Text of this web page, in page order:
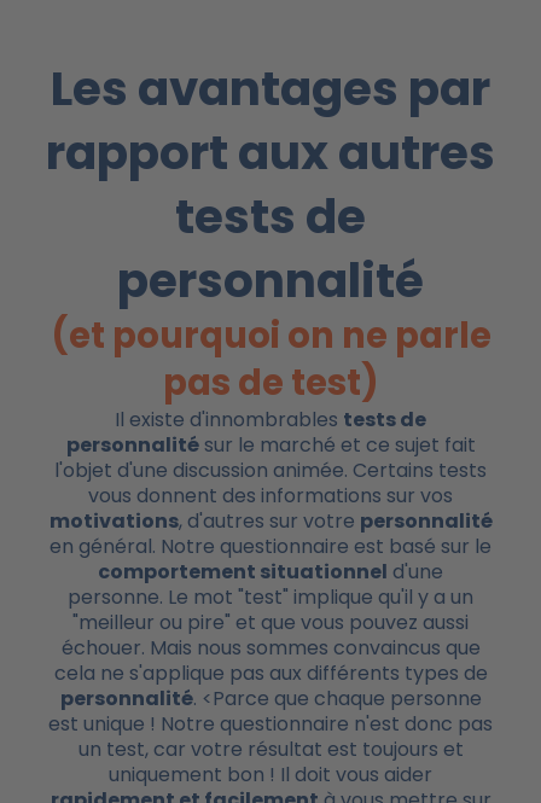
Les avantages par
rapport aux autres
tests de
personnalité
(et pourquoi on ne parle
pas de test)
Il existe d'innombrables tests de
personnalitésur le marché et ce sujet fait
l'objet d'une discussion animée. Certains tests
vous donnent des informations sur vos
motivations, d'autres sur votre personnalité
en général. Notre questionnaire est basé sur le
comportement situationnel d'une
personne. Le mot "test" implique qu'il y a un
"meilleur ou pire" et que vous pouvez aussi
échouer. Mais nous sommes convaincus que
cela ne s'applique pas aux différents types de
personnalité. <Parce que chaque personne
est unique ! Notre questionnaire n'est donc pas
un test, car votre résultat est toujours et
uniquement bon ! Il doit vous aider